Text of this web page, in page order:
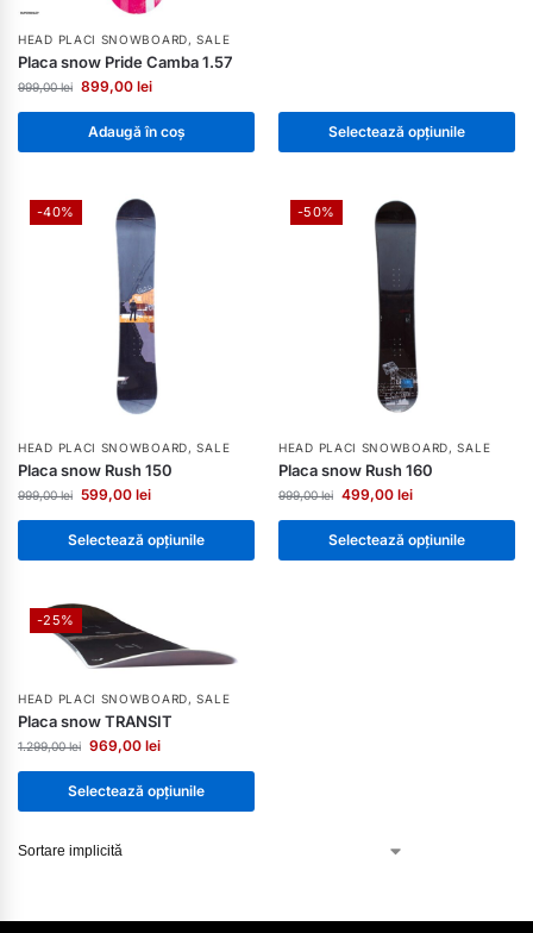
HEAD PLACI SNOWBOARD,SALE
Placa snow Pride Camba 1.57
999,00lei 899,00 lei
Adaugă în coș Selectează opțiunile
-40%
HEAD PLACI SNOWBOARD,SALE
Placa snow Rush 150
999,00lei 599,00 lei
Selectează opțiunile
-50%
HEAD PLACI SNOWBOARD,SALE
Placa snow Rush 160
999,00lei 499,00 lei
Selectează opțiunile
-25%
HEAD PLACI SNOWBOARD,SALE
Placa snow TRANSIT
1.299,00lei 969,00 lei
Selectează opțiunile